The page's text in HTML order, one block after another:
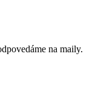
na maily.